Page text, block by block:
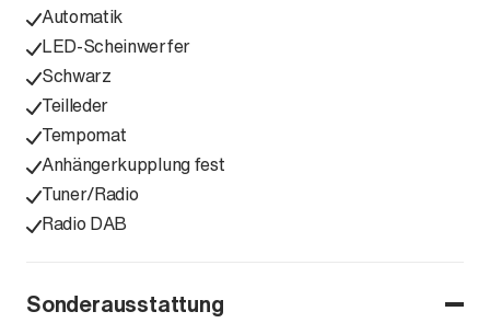
Automatik
LED-Scheinwerfer
Schwarz
Teilleder
Tempomat
Anhängerkupplung fest
Tuner/Radio
Radio DAB
Sonderausstattung